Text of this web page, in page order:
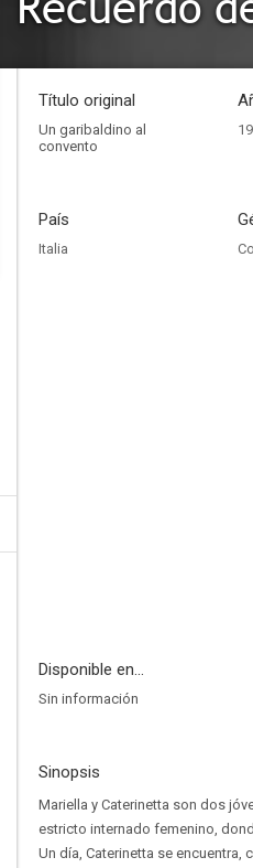
Título original
Un garibaldino al
convento
País
Italia
Disponible en...
Sin información
Sinopsis
Mariella y Caterinetta son dos
estricto internado femenino,
Un día, Caterinetta se